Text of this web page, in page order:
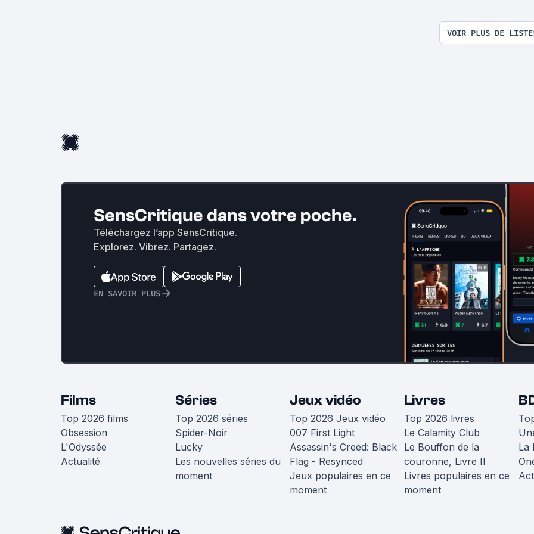
VOIR PLUS DE
SensCritique dans votre poche.
Téléchargez l’app SensCritique.
Explorez. Vibrez. Partagez.
EN SAVOIR PLUS
Films
Top 2026 films
Obsession
L'Odyssée
Actualité
Séries
Top 2026 séries
Spider-Noir
Lucky
Les nouvelles séries du
moment
Jeux vidéo
Top 2026 Jeux vidéo
007 First Light
Assassin's Creed: Black
Flag - Resynced
Jeux populaires en ce
moment
Livres
Top 2026 livres
Le Calamity Club
Le Bouffon de la
couronne, Livre II
Livres populaires en ce
moment
La